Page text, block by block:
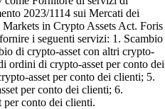
2023/1114 sui Mercati dei
in Crypto Assets Act. Foris
i seguenti servizi: 1. Scambio
di crypto-asset con altri crypto-
ordini di crypto-asset per conto dei
asset per conto dei clienti; 5.
per conto dei clienti; 6.
per conto dei clienti.